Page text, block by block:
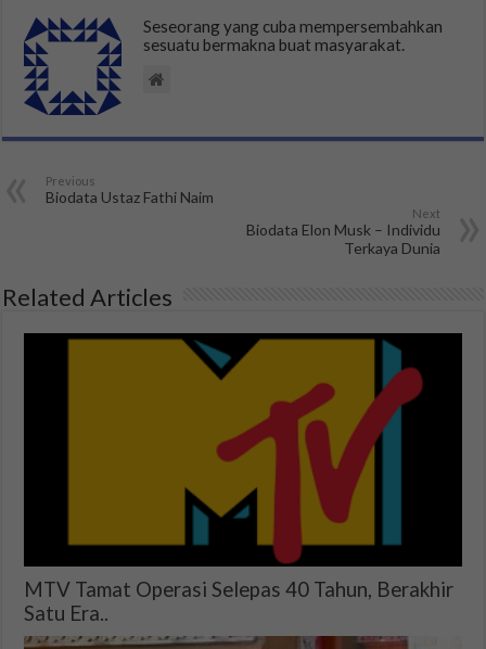
Seseorang yang cuba mempersembahkan
sesuatu bermakna buat masyarakat.
Previous
Biodata Ustaz Fathi Naim
Next
Biodata Elon Musk – Individu
Terkaya Dunia
Related Articles
MTV Tamat Operasi Selepas 40 Tahun, Berakhir
Satu Era..